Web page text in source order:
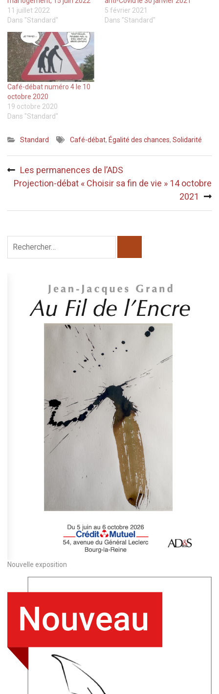
11 juillet 2022
Dans "Standard"
5 février 2021
Dans "Standard"
Café-débat numéro 4 le 10
octobre 2020
19 octobre 2020
Dans "Standard"
Standard Café-débat, Égalité des chances, Solidarité
de
Les permanences de l’ADS
Projection-débat « Choisir sa fin de vie » 14 octobre
2021
Nouvelle exposition